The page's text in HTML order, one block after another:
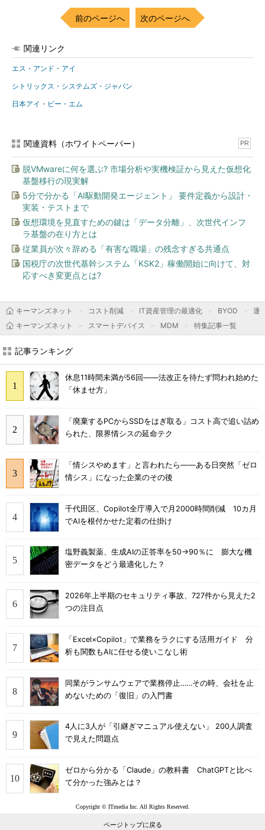
前のページへ 次のページへ
関連リンク
エス・アンド・アイ
シトリックス・システムズ・ジャパン
日本アイ・ビー・エム
関連資料（ホワイトペーパー） PR
脱VMwareに何を選ぶ? 市場分析や実機検証から見えた仮想化
基盤移行の現実解
5分で分かる「AI駆動開発エージェント」 要件定義から設計・
実装・テストまで
仮想環境を見直すための鍵は「データ分離」、次世代インフ
ラ基盤の在り方とは
従業員が次々辞める「有害な職場」の残念すぎる共通点
国税庁の次世代基幹システム「KSK2」稼働開始に向けて、対
応すべき変更点とは?
キーマンズネット コスト削減 IT資産管理の最適化 BYOD
運
キーマンズネット
スマートデバイス MDM 特集記事一覧
記事ランキング
休息11時間未満が56回――法改正を待たず問われ始めた
「休ませ方」
「廃棄するPCからSSDをはぎ取る」コスト高で追い詰め
られた、限界情シスの延命テク
「情シスやめます」と言われたら――ある日突然「ゼロ
情シス」になった企業のその後
千代田区、Copilot全庁導入で月2000時間削減 10カ月
でAIを根付かせた定着の仕掛け
塩野義製薬、生成AIの正答率を50→90％に 膨大な機
密データをどう最適化した？
2026年上半期のセキュリティ事故、727件から見えた2
つの注目点
「Excel×Copilot」で業務をラクにする活用ガイド 分
析も関数もAIに任せる使いこなし術
同業がランサムウェアで業務停止……その時、会社を止
めないための「復旧」の入門書
4人に3人が「引継ぎマニュアル使えない」 200人調査
で見えた問題点
ゼロから分かる「Claude」の教科書 ChatGPTと比べ
て分かった強みとは？
Copyright © ITmedia Inc. All Rights Reserved.
ページトップに戻る